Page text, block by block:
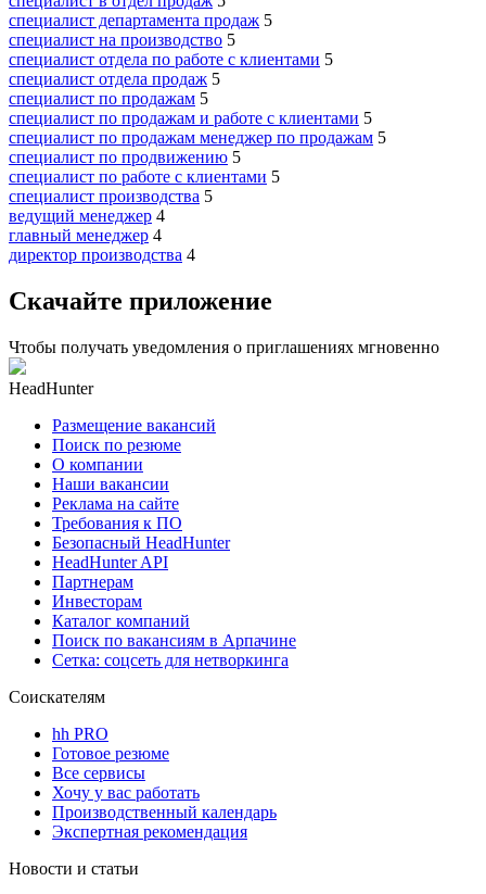
специалист департамента продаж 5
специалист на производство 5
специалист отдела по работе с клиентами 5
специалист отдела продаж 5
специалист по продажам 5
специалист по продажам и работе с клиентами 5
специалист по продажам менеджер по продажам 5
специалист по продвижению 5
специалист по работе с клиентами 5
специалист производства 5
ведущий менеджер 4
главный менеджер 4
директор производства 4
Скачайте приложение
Чтобы получать уведомления о приглашениях мгновенно
HeadHunter
Размещение вакансий
Поиск по резюме
О компании
Наши вакансии
Реклама на сайте
Требования к ПО
Безопасный HeadHunter
HeadHunter API
Партнерам
Инвесторам
Каталог компаний
Поиск по вакансиям в Арпачине
Сетка: соцсеть для нетворкинга
Соискателям
hh PRO
Готовое резюме
Все сервисы
Хочу у вас работать
Производственный календарь
Экспертная рекомендация
Новости и статьи